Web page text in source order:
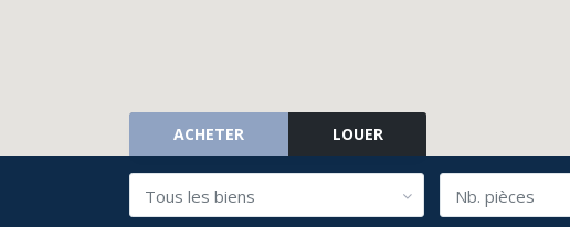
ACHETER LOUER
Tous les biens Nb. pièces